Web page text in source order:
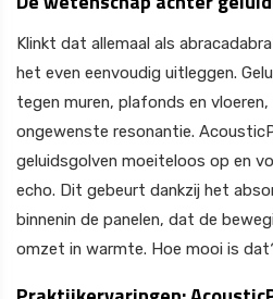
Klinkt dat allemaal als
het even eenvoudig uitleggen.
tegen muren, plafonds en
ongewenste resonantie.
geluidsgolven moeiteloos op en
echo. Dit gebeurt dankzij het
binnenin de panelen, dat de
omzet in warmte. Hoe mooi is